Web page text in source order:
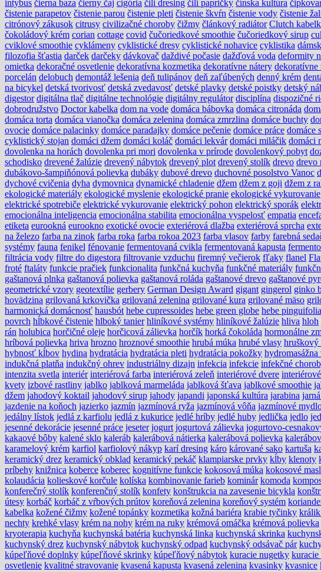
intybus čierna baza čierny čaj cigória čili dresing čili papričky čínska kultúra
čistenie parapetov čistenie parou čistenie pleti čistenie škvŕn čistenie vody čistenie
citrónový zákusok citrusy civilizačné choroby čižmy článkový radiátor Clutch
čokoládový krém corian cottage covid čučoriedkové smoothie čučoriedkový sirup
cviklové smoothie cyklámeny cyklistické dresy cyklistické nohavice cyklistika
filozofia šťastia darček darčeky dávkovač daždivé počasie dažďová voda deformity
omietka dekoračné osvetlenie dekoratívna kozmetika dekoratívne nátery dekoratívne
porcelán delobuch demontáž lešenia deň tulipánov deň zaľúbených denný krém
na bicykel detská tvorivosť detská zvedavosť detské plavky detské poistky detský
digestor digitálna tlač digitálne technológie digitálny regulátor disciplína dispozičné
dobrodružstvo Doctor kabelka dom na vode domáca bábovka domáca citronáda
domáca torta domáca vianočka domáca zelenina domáca zmrzlina domáce buchty
ovocie domáce palacinky domáce paradajky domáce pečenie domáce práce domáce
cyklistický stojan domáci džem domáci koláč domáci lekvár domáci miláčik domáci
dovolenka na horách dovolenka pri mori dovolenka v prírode dovolenkový pobyt
schodisko drevené žalúzie drevený nábytok drevený plot drevený stolík drevo drevo
dubákovo-šampiňónová polievka dubáky dubové drevo duchovné posolstvo Vanoc
dychové cvičenia dyha dymovnica dynamické chladenie džem džem z goji džem z
ekologické materiály ekologické myslenie ekologické pranie ekologické vykurovanie
elektrické spotrebiče elektrické vykurovanie elektrický pohon elektrický sporák
emocionálna inteligencia emocionálna stabilita emocionálna vyspelosť empatia
etiketa eurookná eurookno exotické ovocie exteriérová dlažba exteriérová sprcha
na železo farba na zinok farba roka farba rokoa 2023 farba vlasov farby farebná
systémy fauna fenikel fénovanie fermentovaná cvikla fermentovaná kapusta
filtrácia vody filtre do digestora filtrovanie vzduchu firemný večierok fľaky flanel
froté ftaláty funkcie pračiek funkcionalita funkčná kuchyňa funkčné materiály
gaštanová plnka gaštanová polievka gaštanová roláda gaštanové drevo gaštanové
geometrické vzory geotextílie gerbery German Design Award gigant gingerol ginko
hovädzina grilovaná krkovička grilovaná zelenina grilované kura grilované mäso
harmonická domácnosť hausbót hebe cupressoides hebe green globe hebe pinguifolia
povrch hĺbkové čistenie hlboký tanier hliníkové systémy hliníkové žalúzie hliva hloh
rán holubica horčičné oleje horčicová zálievka horčík horká čokoláda hormonálne
hríbová polievka hriva hrozno hroznové smoothie hrubá múka hrubé vlasy hruškový
hybnosť kĺbov hydina hydratácia hydratácia pleti hydratácia pokožky hydromasážna
indukčná platňa indukčný ohrev industriálny dizajn infekcia infekcie infekčné
intenzita svetla interiér interiérová farba interiérová zeleň interiérové dvere
kvety izbové rastliny jablko jablková marmeláda jablková šťava jablkové smoothie
džem jahodový koktail jahodový sirup jahody japandi japonská kultúra jarabina
jazdenie na koňoch jazierko jazmín jazmínová ryža jazmínová vôňa jazmínové
jedálny lístok jedlá z karfiolu jedlá z kukurice jedlé hríby jedlé huby jedlička jedlo
jesenné dekorácie jesenné práce jeseter jogurt jogurtová zálievka jogurtovo-
kakaové bôby kalené sklo kaleráb kalerábová nátierka kalerábová polievka
karamelový krém karfiol karfiolový nákyp karí dresing káro kárované sako kartuša
keramický drez keramický obklad keramický pekáč klampiarske prvky kĺby klenoty
príbehy knižnica koberce koberec kognitívne funkcie kokosová múka kokosové
kolaudácia kolieskové korčule kolíska kombinovanie farieb kominár komoda
konferečný stolík konferenčný stolík konfety konštrukcia na zavesenie bicykla
útesy korbáč korbáč z vŕbových prútov koreňová zelenina koreňový systém
kabelka kožené čižmy kožené topánky kozmetika kožná bariéra krabie tyčinky
nechty krehké vlasy krém na nohy krém na ruky krémová omáčka krémová polievka
kryoterapia kuchyňa kuchynská batéria kuchynská linka kuchynská skrinka
kuchynský drez kuchynský nábytok kuchynský odpad kuchynský odsávač pár
kúpeľňové doplnky kúpeľňové skrinky kúpeľňový nábytok kuracie nugetky kuracie
osvetlenie kvalitné stravovanie kvasená kapusta kvasená zelenina kvasinky kvasnice